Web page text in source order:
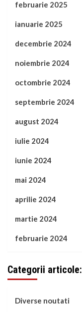
februarie 2025
ianuarie 2025
decembrie 2024
noiembrie 2024
octombrie 2024
septembrie 2024
august 2024
iulie 2024
iunie 2024
mai 2024
aprilie 2024
martie 2024
februarie 2024
Categorii articole:
Diverse noutati